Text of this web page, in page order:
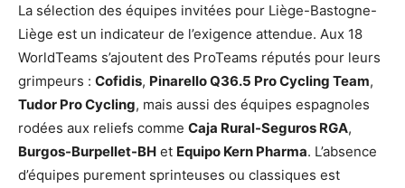
La sélection des équipes invitées pour Liège-Bastogne-
Liège est un indicateur de l’exigence attendue. Aux 18
WorldTeams s’ajoutent des ProTeams réputés pour leurs
grimpeurs : Cofidis, Pinarello Q36.5 Pro Cycling Team,
Tudor Pro Cycling, mais aussi des équipes espagnoles
rodées aux reliefs comme Caja Rural-Seguros RGA,
Burgos-Burpellet-BH et Equipo Kern Pharma. L’absence
d’équipes purement sprinteuses ou classiques est